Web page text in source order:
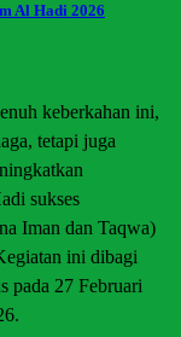
Al Hadi 2026
keberkahan ini,
tetapi juga
sukses
Iman dan Taqwa)
ini dibagi
pada 27 Februari